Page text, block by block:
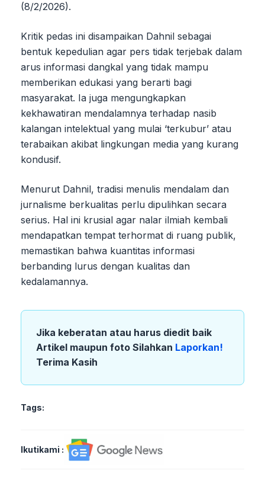
(8/2/2026).
Kritik pedas ini disampaikan Dahnil sebagai
bentuk kepedulian agar pers tidak terjebak dalam
arus informasi dangkal yang tidak mampu
memberikan edukasi yang berarti bagi
masyarakat. Ia juga mengungkapkan
kekhawatiran mendalamnya terhadap nasib
kalangan intelektual yang mulai ‘terkubur’ atau
terabaikan akibat lingkungan media yang kurang
kondusif.
Menurut Dahnil, tradisi menulis mendalam dan
jurnalisme berkualitas perlu dipulihkan secara
serius. Hal ini krusial agar nalar ilmiah kembali
mendapatkan tempat terhormat di ruang publik,
memastikan bahwa kuantitas informasi
berbanding lurus dengan kualitas dan
kedalamannya.
Jika keberatan atau harus diedit baik
Artikel maupun foto Silahkan Laporkan!
Terima Kasih
Tags:
Ikutikami :